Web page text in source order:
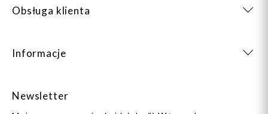
Obsługa klienta
Informacje
Newsletter